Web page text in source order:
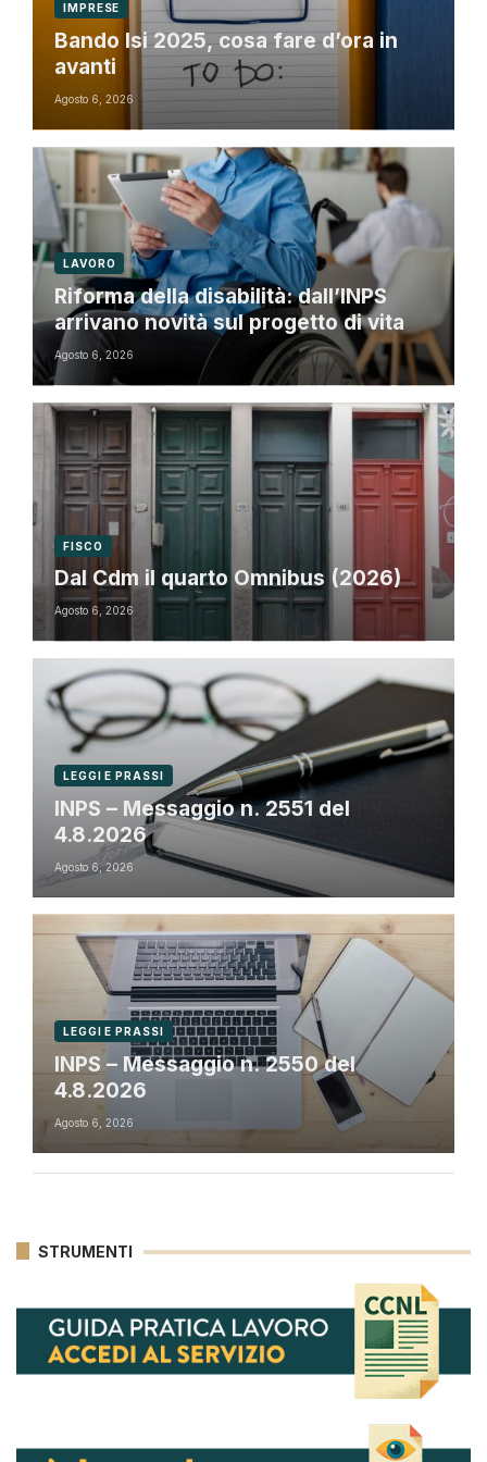
IMPRESE
Bando Isi 2025, cosa fare d’ora in
avanti
Agosto 6, 2026
LAVORO
Riforma della disabilità: dall’INPS
arrivano novità sul progetto di vita
Agosto 6, 2026
FISCO
Dal Cdm il quarto Omnibus (2026)
Agosto 6, 2026
LEGGI E PRASSI
INPS – Messaggio n. 2551 del
4.8.2026
Agosto 6, 2026
LEGGI E PRASSI
INPS – Messaggio n. 2550 del
4.8.2026
Agosto 6, 2026
STRUMENTI